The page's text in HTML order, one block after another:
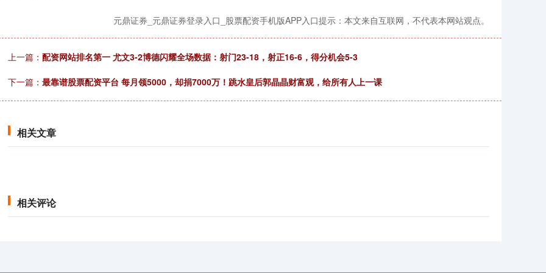
元鼎证券_元鼎证券登录入口_股票配资手机版APP入口提示：本文来自互联网，不代表本网站观点。
上一篇： 配资网站排名第一 尤文3-2博德闪耀全场数据：射门23-18，射正16-6，得分机会5-3
下一篇： 最靠谱股票配资平台 每月领5000，却捐7000万！跳水皇后郭晶晶财富观，给所有人上一课
相关文章
相关评论